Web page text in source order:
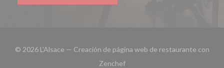
© 2026 L'Alsace — Creación de página web de restaurante con
Zenchef((abre en una nueva ventana))